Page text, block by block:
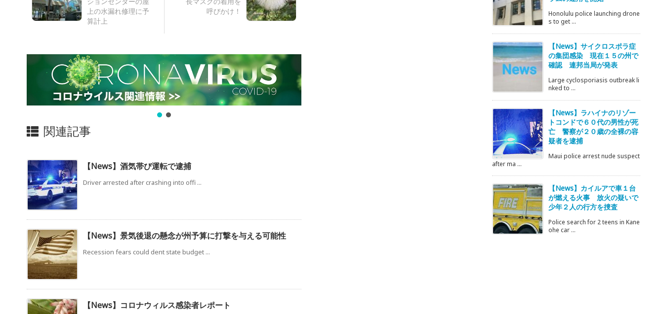
呼びかけ！
上の水漏れ修理に予
算計上
関連記事
【News】酒気帯び運転で逮捕
Driver arrested after crashing into offi ...
【News】景気後退の懸念が州予算に打撃を与える可能性
Recession fears could dent state budget ...
【News】コロナウィルス感染者レポート
Honolulu police launching drone
s to get ...
【News】サイクロスポラ症
の集団感染 現在１５の州で
確認 連邦当局が発表
Large cyclosporiasis outbreak li
nked to ...
【News】ラハイナのリゾー
トコンドで６０代の男性が死
亡 警察が２０歳の全裸の容
疑者を逮捕
Maui police arrest nude suspect
after ma ...
【News】カイルアで車１台
が燃える火事 放火の疑いで
少年２人の行方を捜査
Police search for 2 teens in Kane
ohe car ...